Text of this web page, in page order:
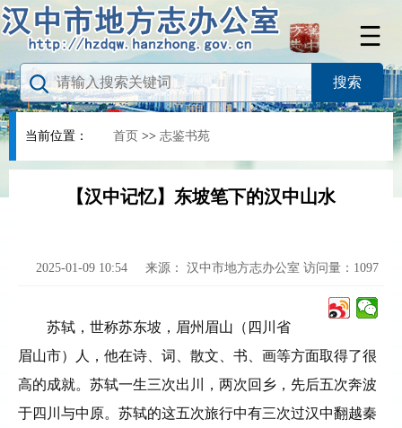
当前位置： 首页 >> 志鉴书苑
【汉中记忆】东坡笔下的汉中山水
2025-01-09 10:54 来源： 汉中市地方志办公室 访问量： 1097
苏轼，世称苏东坡，眉州眉山（四川省
眉山市）人，他在诗、词、散文、书、画等方面取得了很
高的成就。苏轼一生三次出川，两次回乡，先后五次奔波
于四川与中原。苏轼的这五次旅行中有三次过汉中翻越秦